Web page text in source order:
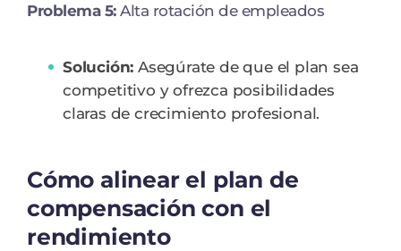
Problema 5:Alta rotación de empleados
Solución: Asegúrate de que el plan sea
competitivo y ofrezca posibilidades
claras de crecimiento profesional.
Cómo alinear el plan de
compensación con el
rendimiento